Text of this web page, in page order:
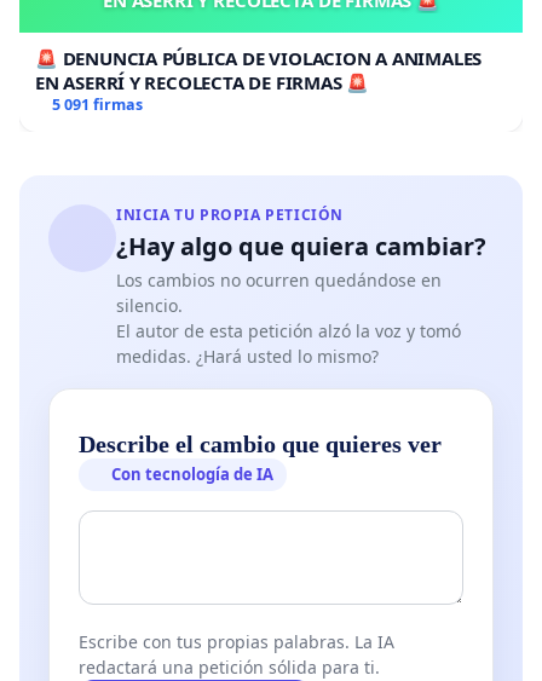
🚨 DENUNCIA PÚBLICA DE VIOLACION A ANIMALES
EN ASERRÍ Y RECOLECTA DE FIRMAS 🚨
5 091 firmas
INICIA TU PROPIA PETICIÓN
¿Hay algo que quiera cambiar?
Los cambios no ocurren quedándose en
silencio.
El autor de esta petición alzó la voz y tomó
medidas. ¿Hará usted lo mismo?
Describe el cambio que quieres ver
Con tecnología de IA
Escribe con tus propias palabras. La IA
redactará una petición sólida para ti.